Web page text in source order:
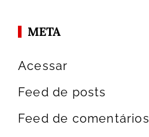
META
Acessar
Feed de posts
Feed de comentários